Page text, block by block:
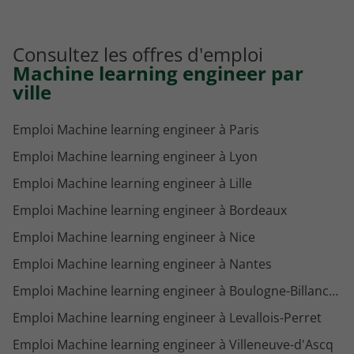
Consultez les offres d'emploi
Machine learning engineer par
ville
Emploi Machine learning engineer à Paris
Emploi Machine learning engineer à Lyon
Emploi Machine learning engineer à Lille
Emploi Machine learning engineer à Bordeaux
Emploi Machine learning engineer à Nice
Emploi Machine learning engineer à Nantes
Emploi Machine learning engineer à Boulogne-Billancourt
Emploi Machine learning engineer à Levallois-Perret
Emploi Machine learning engineer à Villeneuve-d'Ascq